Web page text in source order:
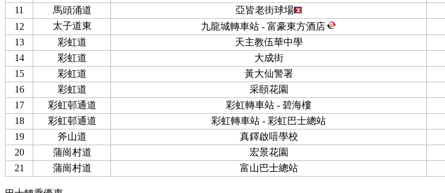
11
馬頭涌道 亞皆老街球場
12
太子道東 九龍城轉車站 - 富豪東方酒店
13
彩虹道 天主教伍華中學
14
彩虹道 大成街
15
彩虹道 黃大仙警署
16
彩虹道 采頤花園
17
彩虹邨通道 彩虹轉車站 - 碧海樓
18
彩虹邨通道 彩虹轉車站 - 彩虹巴士總站
19
斧山道 真鐸啟喑學校
20
蒲崗村道 宏景花園
21
蒲崗村道 富山巴士總站